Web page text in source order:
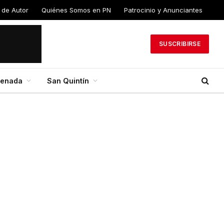
Autor Quiénes Somos en PN Patrocinio y Anunciantes
SUSCRIBIRSE
San Quintín